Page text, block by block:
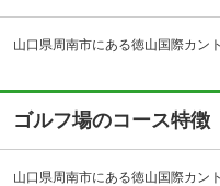
ゴルフ場のコース特徴